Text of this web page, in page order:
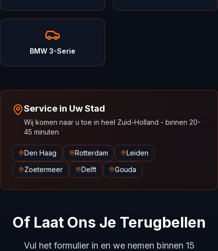
BMW 3-Serie
Service in Uw Stad
Wij komen naar u toe in heel Zuid-Holland - binnen 20-
45 minuten
Den Haag Rotterdam
Leiden
Zoetermeer
Delft Gouda
Of Laat Ons Je Terugbellen
Vul het formulier in en we nemen binnen 15